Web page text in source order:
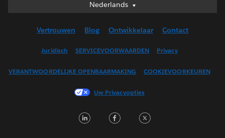
Nederlands
Nederlands
English (UK)
Français (Canada)
Français (France)
日本語
Vertrouwen Blog Ontwikkelaar Contact
Juridisch SERVICEVOORWAARDEN Privacy
VERANTWOORDELIJKE OPENBAARMAKING COOKIEVOORKEUREN
Uw Privacyopties
LinkedInFacebook